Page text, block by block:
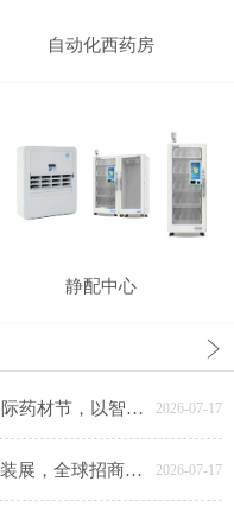
自动化西药房
静配中心
圆满收官｜锐嘉工业亮相2026安国国际药材节，以智能装备赋能中医药产业升级 2026-07-17
锐嘉工业圆满收官2026上海ProPak包装展，全球招商布局海外新赛道！ 2026-07-17